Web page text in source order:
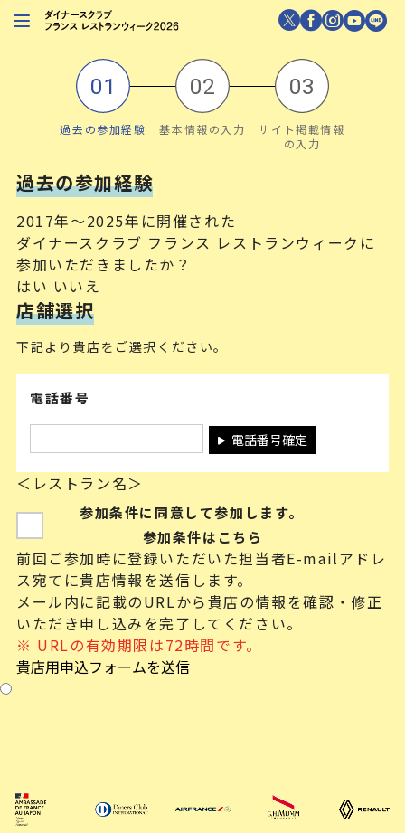
レストランを探す
特別イベント
ニュース
店舗/プレス向け
ダイナースクラブ 会員限定特典
過去の参加経験 基本情報の入力
サイト掲載情報
の入力
過去の参加経験
2017年〜2025年に開催された
ダイナースクラブ フランス レストランウィークに
参加いただきましたか？
はい いいえ
店舗選択
下記より貴店をご選択ください。
電話番号
電話番号確定
＜レストラン名＞
参加条件に同意して参加します。
参加条件はこちら
前回ご参加時に登録いただいた担当者E-mailアドレ
ス宛てに貴店情報を送信します。
メール内に記載のURLから貴店の情報を確認・修正
いただき申し込みを完了してください。
※ URLの有効期限は72時間です。
貴店用申込フォームを送信